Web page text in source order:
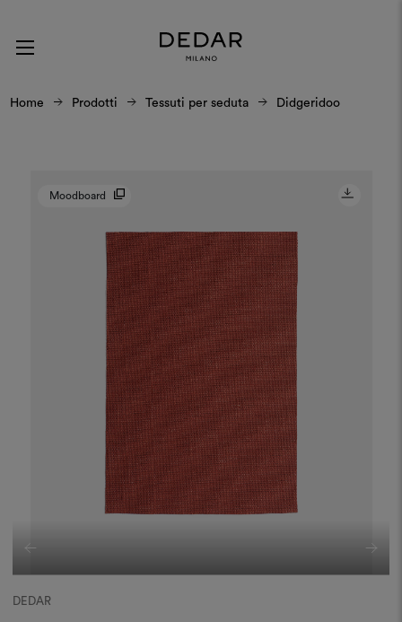
Home Prodotti Tessuti per seduta Didgeridoo
Moodboard
DEDAR